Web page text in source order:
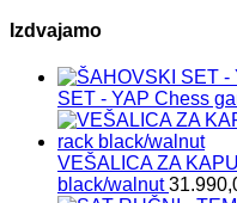
Izdvajamo
SET - YAP Chess
VEŠALICA ZA
black/walnut